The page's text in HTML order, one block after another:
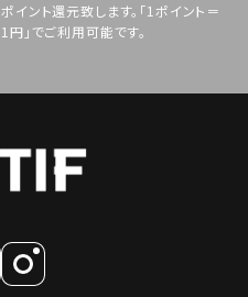
ポイント還元致します。「1ポイント＝
1円」でご利用可能です。